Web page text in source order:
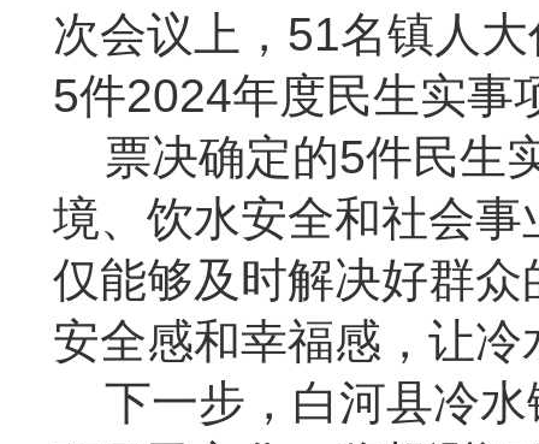
次会议上， 51名镇人
5件2024年度民生实事
票决确定的5件民生
境、饮水安全和社会
仅能够及时解决好群众
安全感和幸福感，让冷
下一步，白河县冷